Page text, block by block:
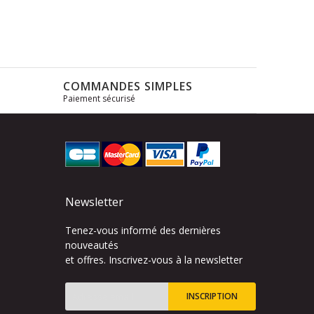
COMMANDES SIMPLES
Paiement sécurisé
Newsletter
Tenez-vous informé des dernières
nouveautés
et offres. Inscrivez-vous à la newsletter
INSCRIPTION